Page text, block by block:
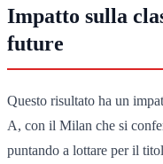
Impatto sulla
future
Questo risultato ha un
A, con il Milan che si
puntando a lottare per il